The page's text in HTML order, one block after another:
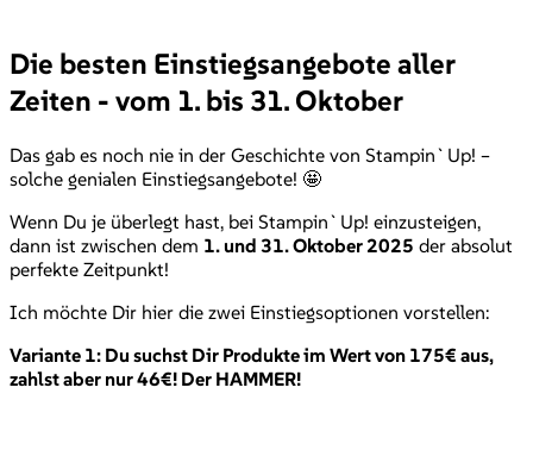
Die besten Einstiegsangebote aller
Zeiten - vom 1. bis 31. Oktober
Das gab es noch nie in der Geschichte von Stampin`Up! –
solche genialen Einstiegsangebote! 🤩
Wenn Du je überlegt hast, bei Stampin`Up! einzusteigen,
dann ist zwischen dem 1. und 31. Oktober 2025 der absolut
perfekte Zeitpunkt!
Ich möchte Dir hier die zwei Einstiegsoptionen vorstellen:
Variante 1: Du suchst Dir Produkte im Wert von 175€ aus,
zahlst aber nur 46€! Der HAMMER!